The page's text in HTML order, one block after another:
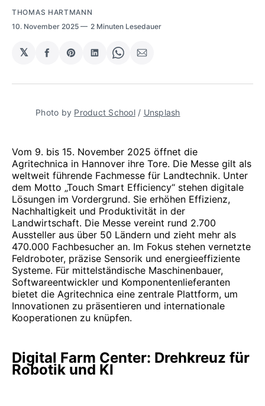
THOMAS HARTMANN
10. November 2025
2 Minuten Lesedauer
𝕏
auf
teilen
Share
Pinterest
auf
teilen
Share
WhatsApp
per
Mail
Photo by Product School / Unsplash
Vom 9. bis 15. November 2025 öffnet die
Agritechnica in Hannover ihre Tore. Die Messe gilt als
weltweit führende Fachmesse für Landtechnik. Unter
dem Motto „Touch Smart Efficiency“ stehen digitale
Lösungen im Vordergrund. Sie erhöhen Effizienz,
Nachhaltigkeit und Produktivität in der
Landwirtschaft. Die Messe vereint rund 2.700
Aussteller aus über 50 Ländern und zieht mehr als
470.000 Fachbesucher an. Im Fokus stehen vernetzte
Feldroboter, präzise Sensorik und energieeffiziente
Systeme. Für mittelständische Maschinenbauer,
Softwareentwickler und Komponentenlieferanten
bietet die Agritechnica eine zentrale Plattform, um
Innovationen zu präsentieren und internationale
Kooperationen zu knüpfen.
Digital Farm Center: Drehkreuz für
Robotik und KI